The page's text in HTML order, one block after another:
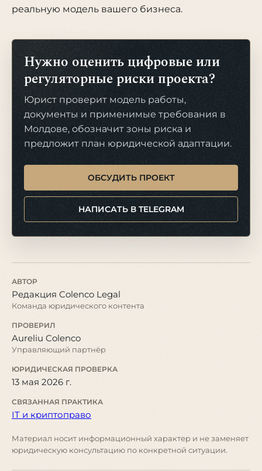
реальную модель вашего бизнеса.
Нужно оценить цифровые или
регуляторные риски проекта?
Юрист проверит модель работы,
документы и применимые требования в
Молдове, обозначит зоны риска и
предложит план юридической адаптации.
ОБСУДИТЬ ПРОЕКТ
НАПИСАТЬ В TELEGRAM
АВТОР
Редакция Colenco Legal
Команда юридического контента
ПРОВЕРИЛ
Aureliu Colenco
Управляющий партнёр
ЮРИДИЧЕСКАЯ ПРОВЕРКА
13 мая 2026 г.
СВЯЗАННАЯ ПРАКТИКА
IT и криптоправо
Материал носит информационный характер и не заменяет
юридическую консультацию по конкретной ситуации.